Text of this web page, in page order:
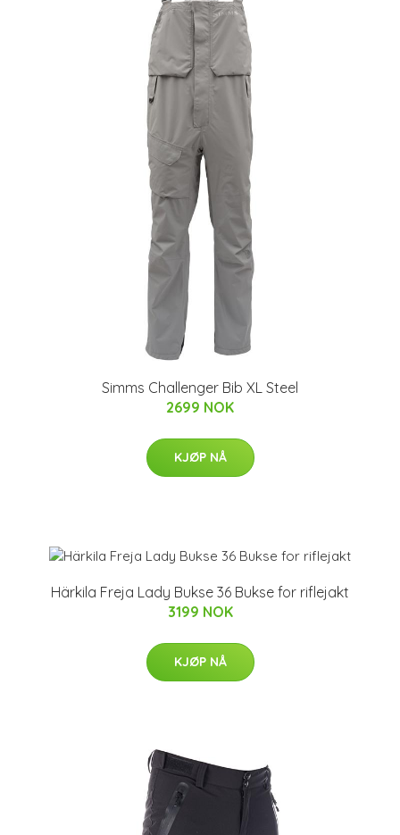
Simms Challenger Bib XL Steel
2699 NOK
KJØP NÅ
Härkila Freja Lady Bukse 36 Bukse for riflejakt
3199 NOK
KJØP NÅ